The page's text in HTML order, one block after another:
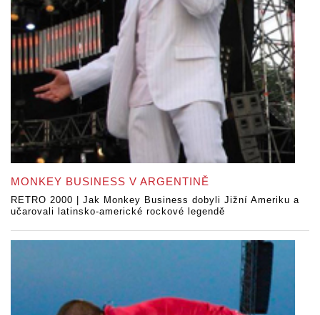
MONKEY BUSINESS V ARGENTINĚ
RETRO 2000 | Jak Monkey Business dobyli Jižní Ameriku a
učarovali latinsko-americké rockové legendě